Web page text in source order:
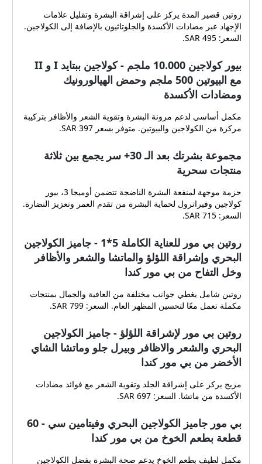
روتين قصير المدة يركز على إشراقة البشرة وتقليل علامات
الإجهاد عبر مضادات الأكسدة والجلوتاثيون بالإضافة إلى الكولاجين.
السعر: 495 SAR.
بيور كولاجين 10.000 ملجم - كولاجين ببتايد I و II
مع البيوتين 500 ملجم وحمض الهيالورونيك
ومضادات الأكسدة
مكمل أساسي لدعم مرونة البشرة وتقوية الشعر والأظافر بتركيبة
مركزة من الكولاجين والبيوتين. متوفر بسعر 397 SAR.
مجموعة بشرتك بعد الـ 30+ سر يجمع بين ثلاثة
منتجات سحرية
حزمة موجهة لمنفعة البشرة الناضجة تتضمن أوميجا 3، بيور
كولاجين وفيراترول لحماية البشرة من تقدم العمر وتعزيز النضارة.
السعر: 715 SAR.
روتين بي مور للعناية الكاملة 5*1 - جاميز الكولاجين
البحري وإشراقة اللؤلؤ والماتشا والشعر والأظافر
وخل التفاح من بي مور كندا
روتين شامل يغطي جوانب مختلفة من العافية والجمال بمنتجات
مكملة تعمل معًا لتحسين المظهر العام. السعر: 799 SAR.
روتين بي مور لإشراقة اللؤلؤ - جاميز الكولاجين
البحري والشعر والاظافر وبيرل جلو وماتشا الشاي
الأخضر من بي مور كندا
مزيج يركز على إشراقة الجلد وتقوية الشعر مع فوائد مضادات
الأكسدة من ماتشا. السعر: 697 SAR.
بي مور جاميز الكولاجين البحري وفيتامين سي - 60
قطعة بطعم الخوخ من بي مور كندا
مكمل لطيف بطعم الخوخ يدعم صحة البشرة بفضل الكولاجين